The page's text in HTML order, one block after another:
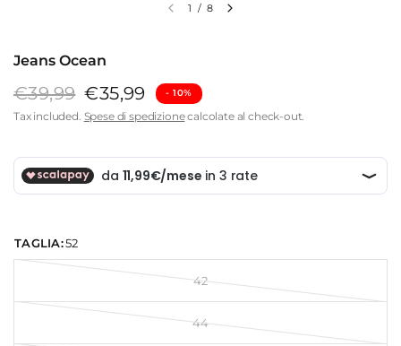
1 / 8
Jeans Ocean
€39,99 €35,99 - ⁠10%
Tax included. Spese di spedizionecalcolate al check-out.
TAGLIA:52
42
44